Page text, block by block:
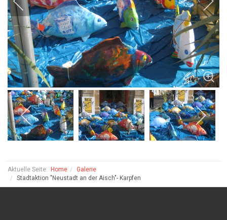
Aktuelle Seite: Home
Galerie
Stadtaktion "Neustadt an der Aisch"- Karpfen